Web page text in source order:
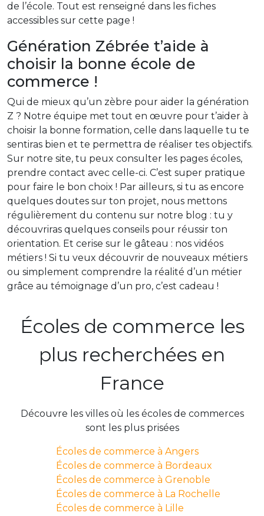
de l’école. Tout est renseigné dans les fiches
accessibles sur cette page !
Génération Zébrée t’aide à
choisir la bonne école de
commerce !
Qui de mieux qu’un zèbre pour aider la génération
Z ? Notre équipe met tout en œuvre pour t’aider à
choisir la bonne formation, celle dans laquelle tu te
sentiras bien et te permettra de réaliser tes objectifs.
Sur notre site, tu peux consulter les pages écoles,
prendre contact avec celle-ci. C’est super pratique
pour faire le bon choix ! Par ailleurs, si tu as encore
quelques doutes sur ton projet, nous mettons
régulièrement du contenu sur notre blog : tu y
découvriras quelques conseils pour réussir ton
orientation. Et cerise sur le gâteau : nos vidéos
métiers ! Si tu veux découvrir de nouveaux métiers
ou simplement comprendre la réalité d’un métier
grâce au témoignage d’un pro, c’est cadeau !
Écoles de commerce les
plus recherchées en
France
Découvre les villes où les écoles de commerces
sont les plus prisées
Écoles de commerce à Angers
Écoles de commerce à Bordeaux
Écoles de commerce à Grenoble
Écoles de commerce à La Rochelle
Écoles de commerce à Lille